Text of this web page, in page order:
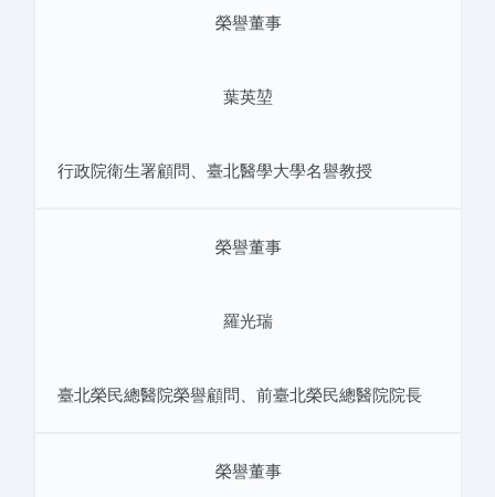
榮譽董事
葉英堃
行政院衛生署顧問、臺北醫學大學名譽教授
榮譽董事
羅光瑞
臺北榮民總醫院榮譽顧問、前臺北榮民總醫院院長
榮譽董事